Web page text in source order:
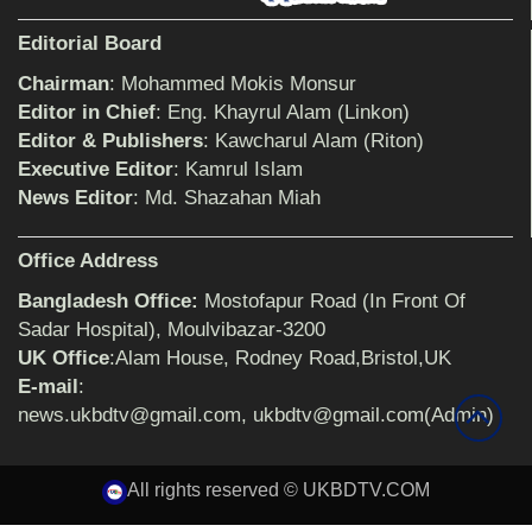
বিমানের সিলেট-ম্যানচেস্টার সরাসরি ফ্লাইট চালু হচ্ছে
সোমবার
সেনাবাহিনীর পক্ষ থেকে ক্রীড়া সামগ্রী ও আর্থিক
শিক্ষক জহির আলী
Editorial Board
Chairman: Mohammed Mokis Monsur
Editor in Chief: Eng. Khayrul Alam (Linkon)
Editor & Publishers: Kawcharul Alam (Riton)
Executive Editor: Kamrul Islam
News Editor: Md. Shazahan Miah
Office Address
Bangladesh Office: Mostofapur Road (In Front Of
Sadar Hospital), Moulvibazar-3200
UK Office:Alam House, Rodney Road,Bristol,UK
E-mail :
news.ukbdtv@gmail.com, ukbdtv@gmail.com(Admin)
All rights reserved © UKBDTV.COM